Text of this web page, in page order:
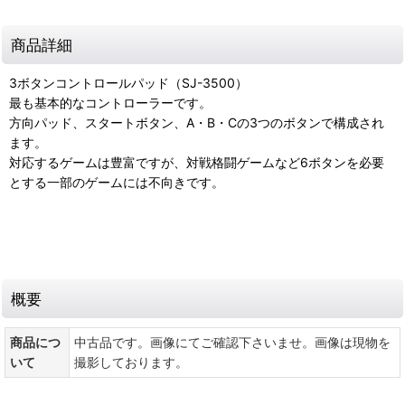
商品詳細
3ボタンコントロールパッド（SJ-3500）
最も基本的なコントローラーです。
方向パッド、スタートボタン、A・B・Cの3つのボタンで構成され
ます。
対応するゲームは豊富ですが、対戦格闘ゲームなど6ボタンを必要
とする一部のゲームには不向きです。
概要
商品につ
いて
中古品です。画像にてご確認下さいませ。画像は現物を
撮影しております。